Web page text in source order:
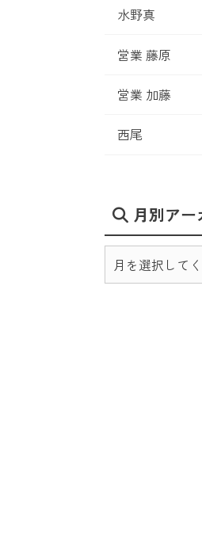
水野真
営業 藤原
営業 加藤
西尾
月別アー